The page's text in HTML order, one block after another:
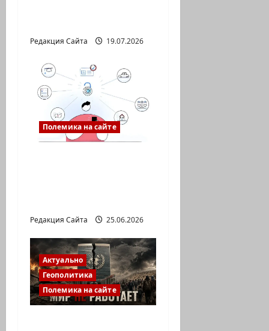
Редакция Сайта 19.07.2026
Полемика на сайте
Редакция Сайта 25.06.2026
Актуально
Геополитика
Полемика на сайте